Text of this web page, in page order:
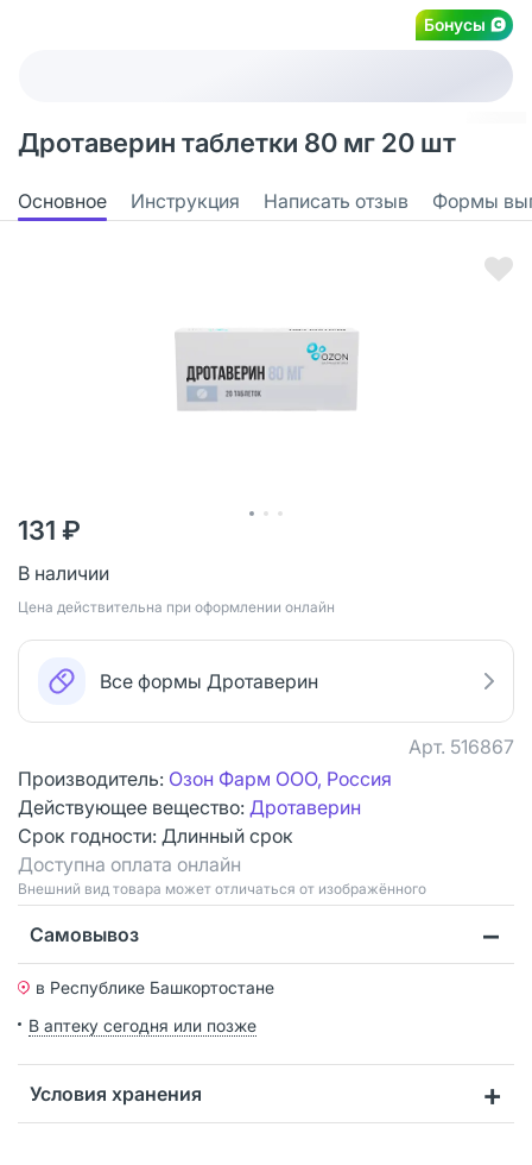
Бонусы
Дротаверин таблетки 80 мг 20 шт
Основное Инструкция Написать отзыв Формы
131 ₽
В наличии
Цена действительна при оформлении онлайн
Все формы Дротаверин
Арт. 516867
Производитель: Озон Фарм ООО, Россия
Действующее вещество: Дротаверин
Срок годности: Длинный срок
Доступна оплата онлайн
Bнешний вид товара может отличаться от изображённого
Самовывоз
в Республике Башкортостане
В аптеку сегодня или позже
Условия хранения